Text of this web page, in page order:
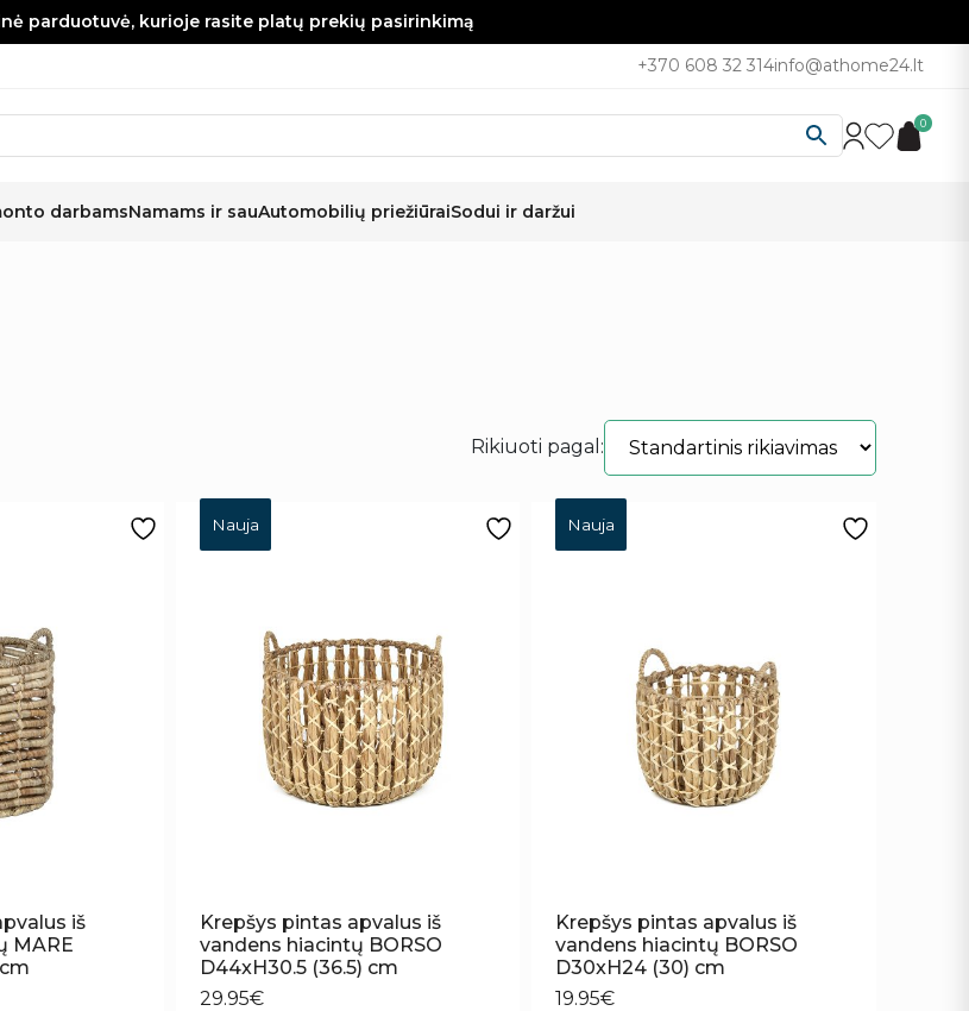
parduotuvė, kurioje rasite platų prekių pasirinkimą
+370 608 32 314info@athome24.lt
0
darbamsNamams ir sauAutomobilių priežiūraiSodui ir daržui
Rikiuoti pagal:
iš
MARE
Nauja
Krepšys pintas apvalus iš
vandens hiacintų BORSO
D44xH30.5 (36.5) cm
29.95€
Nauja
Krepšys pintas apvalus iš
vandens hiacintų BORSO
D30xH24 (30) cm
19.95€